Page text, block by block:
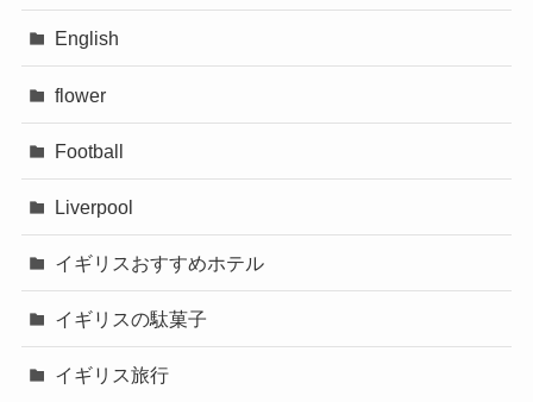
English
flower
Football
Liverpool
イギリスおすすめホテル
イギリスの駄菓子
イギリス旅行